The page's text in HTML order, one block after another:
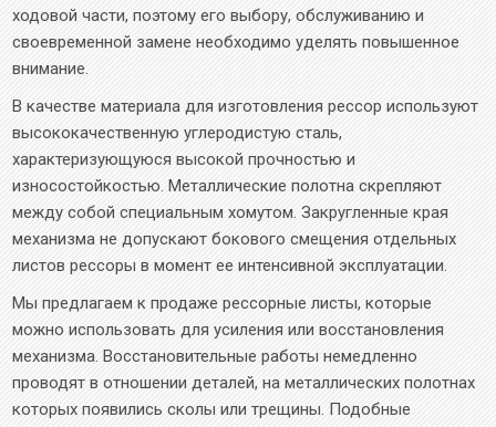
ходовой части, поэтому его выбору, обслуживанию и
своевременной замене необходимо уделять повышенное
внимание.
В качестве материала для изготовления рессор используют
высококачественную углеродистую сталь,
характеризующуюся высокой прочностью и
износостойкостью. Металлические полотна скрепляют
между собой специальным хомутом. Закругленные края
механизма не допускают бокового смещения отдельных
листов рессоры в момент ее интенсивной эксплуатации.
Мы предлагаем к продаже рессорные листы, которые
можно использовать для усиления или восстановления
механизма. Восстановительные работы немедленно
проводят в отношении деталей, на металлических полотнах
которых появились сколы или трещины. Подобные